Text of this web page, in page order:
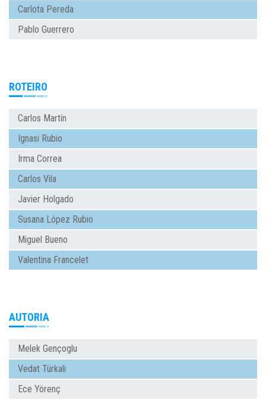
Carlota Pereda
Pablo Guerrero
ROTEIRO
Carlos Martín
Ignasi Rubio
Irma Correa
Carlos Vila
Javier Holgado
Susana López Rubio
Miguel Bueno
Valentina Francelet
AUTORIA
Melek Gençoglu
Vedat Türkali
Ece Yörenç